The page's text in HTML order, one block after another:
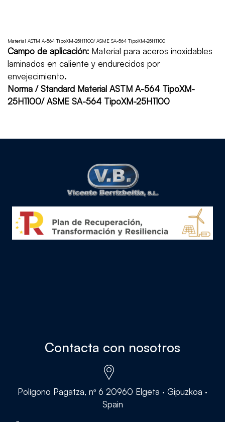
Material ASTM A-564 TipoXM-25H1100/ ASME SA-564 TipoXM-25H1100
Campo de aplicación: Material para aceros inoxidables
laminados en caliente y endurecidos por
envejecimiento.
Norma / Standard Material ASTM A-564 TipoXM-
25H1100/ ASME SA-564 TipoXM-25H1100
Contacta con nosotros
Polígono Pagatza, nº 6 20960 Elgeta · Gipuzkoa ·
Spain